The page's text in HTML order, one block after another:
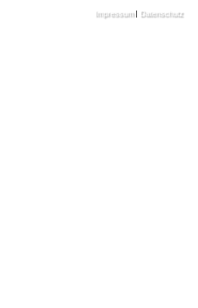
Impressum| Datenschutz